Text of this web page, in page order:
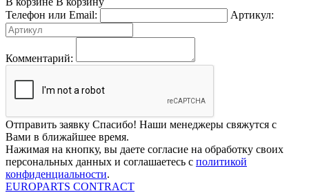
Телефон или Email:
Артикул:
Комментарий:
Отправить заявку Спасибо! Наши менеджеры свяжутся с
Вами в ближайшее время.
Нажимая на кнопку, вы даете согласие на обработку своих
персональных данных и соглашаетесь с политикой
конфиденциальности.
EUROPARTS CONTRACT